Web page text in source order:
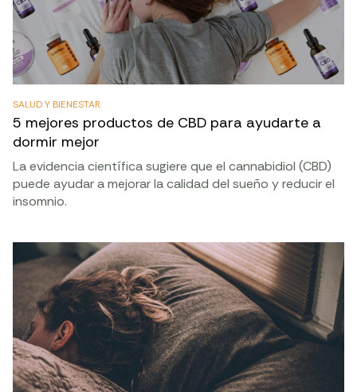
SALUD Y BIENESTAR
5 mejores productos de CBD para ayudarte a
dormir mejor
La evidencia científica sugiere que el cannabidiol (CBD)
puede ayudar a mejorar la calidad del sueño y reducir el
insomnio.